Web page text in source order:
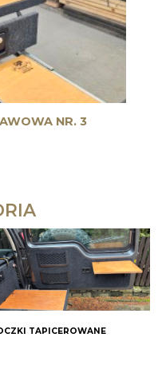
NR. 3
TAPICEROWANE